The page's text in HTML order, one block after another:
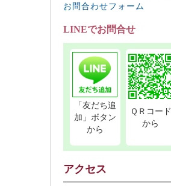
お問合わせフォーム
LINEでお問合せ
「友だち追
加」ボタン
から
ＱＲコード
から
アクセス